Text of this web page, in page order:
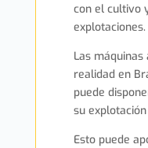
con el cultivo
explotaciones.
Las
realidad en
puede
su
Esto puede